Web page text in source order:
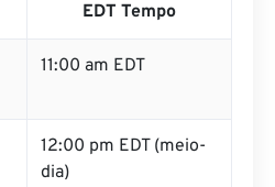
EDT Tempo
11:00 am EDT
12:00 pm EDT (meio-
dia)